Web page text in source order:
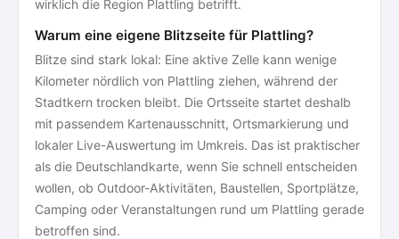
wirklich die Region Plattling betrifft.
Warum eine eigene Blitzseite für Plattling?
Blitze sind stark lokal: Eine aktive Zelle kann wenige
Kilometer nördlich von Plattling ziehen, während der
Stadtkern trocken bleibt. Die Ortsseite startet deshalb
mit passendem Kartenausschnitt, Ortsmarkierung und
lokaler Live-Auswertung im Umkreis. Das ist praktischer
als die Deutschlandkarte, wenn Sie schnell entscheiden
wollen, ob Outdoor-Aktivitäten, Baustellen, Sportplätze,
Camping oder Veranstaltungen rund um Plattling gerade
betroffen sind.